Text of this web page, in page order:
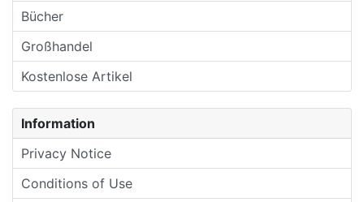
Bücher
Großhandel
Kostenlose Artikel
Information
Privacy Notice
Conditions of Use